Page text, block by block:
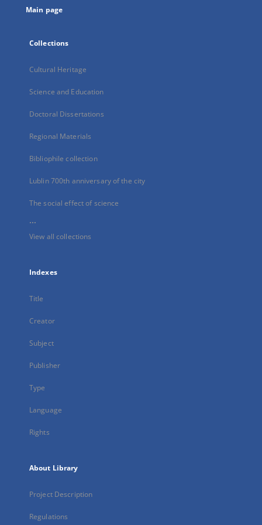
Main page
Collections
Cultural Heritage
Science and Education
Doctoral Dissertations
Regional Materials
Bibliophile collection
Lublin 700th anniversary of the city
The social effect of science
...
View all collections
Indexes
Title
Creator
Subject
Publisher
Type
Language
Rights
About Library
Project Description
Regulations